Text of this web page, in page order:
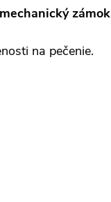
mechanický zámok
na pečenie.